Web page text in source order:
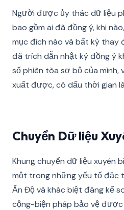
Người được ủy thác dữ liệu
bao gồm ai đã đồng ý, khi
mục đích nào và bất kỳ thay
đã trích dẫn nhật ký đồng ý
số phiên tòa sơ bộ của mình,
xuất được, có dấu thời gian
Chuyển Dữ liệu
Khung chuyển dữ liệu xuyên
một trong những yếu tố đặc
Ấn Độ và khác biệt đáng kể
cộng-biện pháp bảo vệ được